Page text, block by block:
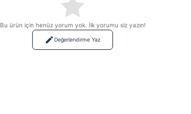
Bu ürün için henüz yorum yok. İlk yorumu siz yazın!
Değerlendirme Yaz